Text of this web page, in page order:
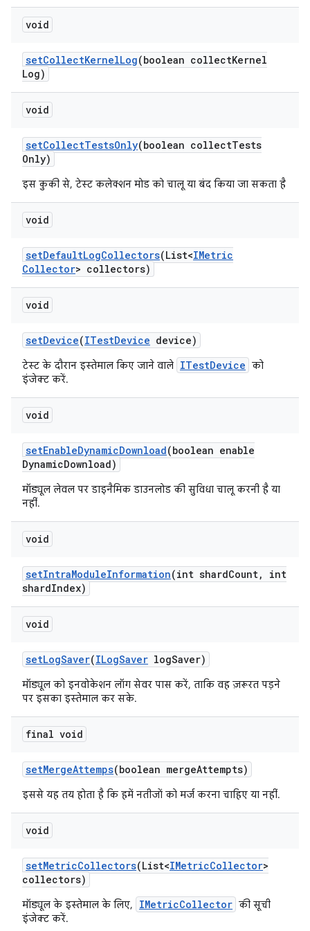
void
setCollectKernelLog(boolean collectKernel
Log)
void
setCollectTestsOnly(boolean collectTests
Only)
इस कुकी से, टेस्ट कलेक्शन मोड को चालू या बंद किया जा सकता है
void
setDefaultLogCollectors(List<IMetric
Collector> collectors)
void
setDevice(ITestDevice device)
टेस्ट के दौरान इस्तेमाल किए जाने वाले ITestDevice को
इंजेक्ट करें.
void
setEnableDynamicDownload(boolean enable
DynamicDownload)
मॉड्यूल लेवल पर डाइनैमिक डाउनलोड की सुविधा चालू करनी है या
नहीं.
void
setIntraModuleInformation(int shardCount,
int
shardIndex)
void
setLogSaver(ILogSaver logSaver)
मॉड्यूल को इनवोकेशन लॉग सेवर पास करें, ताकि वह ज़रूरत पड़ने
पर इसका इस्तेमाल कर सके.
final void
setMergeAttemps(boolean mergeAttempts)
इससे यह तय होता है कि हमें नतीजों को मर्ज करना चाहिए या नहीं.
void
setMetricCollectors(List<IMetricCollector>
collectors)
मॉड्यूल के इस्तेमाल के लिए, IMetricCollector की सूची
इंजेक्ट करें.